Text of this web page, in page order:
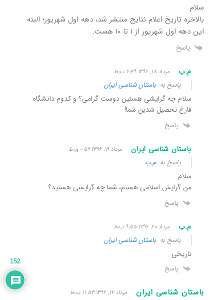
سلام
بالاخره تاریخ اعلام نتایج منتشر شد، دهه اول شهریور؛ البته
این دهه اول شهریور از ۱ تا ۱۰ هست.
پاسخ
م.ب مرداد ۱۸, ۱۳۹۶ ۶:۴۹ ب٫ظ
پاسخ بهباستان شناسی ایران
سلام چه گرایشی هستین دوست گرامی؟ و کدوم دانشگاه
فارغ تحصیل شدین شما!
پاسخ
باستان شناسی ایران مرداد ۱۹, ۱۳۹۶ ۰:۵۹ ق٫ظ
پاسخ به م.ب
سلام
من گرایش اسلامی هستم، شما چه گرایشی هستید؟
پاسخ
م.ب مرداد ۲۰, ۱۳۹۶ ۹:۵۵ ب٫ظ
پاسخ بهباستان شناسی ایران
تاریخی
پاسخ
باستان شناسی ایران مرداد ۱۴, ۱۳۹۶ ۱۱:۵۳ ب٫ظ
152